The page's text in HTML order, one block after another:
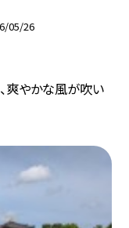
05/26
爽やかな風が吹い